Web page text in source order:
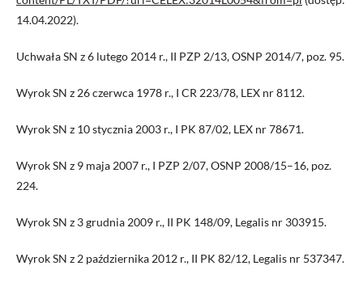
14.04.2022).
Uchwała SN z 6 lutego 2014 r., II PZP 2/13, OSNP 2014/7, poz. 95.
Wyrok SN z 26 czerwca 1978 r., I CR 223/78, LEX nr 8112.
Wyrok SN z 10 stycznia 2003 r., I PK 87/02, LEX nr 78671.
Wyrok SN z 9 maja 2007 r., I PZP 2/07, OSNP 2008/15–16, poz.
224.
Wyrok SN z 3 grudnia 2009 r., II PK 148/09, Legalis nr 303915.
Wyrok SN z 2 października 2012 r., II PK 82/12, Legalis nr 537347.